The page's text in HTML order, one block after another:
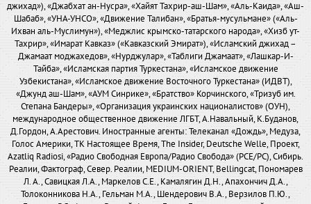
джихад»), «Джабхат ан-Нусра», «Хайят Тахрир-аш-Шам», «Аль-Каида», «Аш-
Шабаб», «УНА-УНСО», «Движение Талибан», «Братья-мусульмане» («Аль-
Ихван аль-Муслимун»), «Меджлис крымско-татарского народа», «Хизб ут-
Тахрир», «Имарат Кавказ» («Кавказский Эмират»), «Исламский джихад –
Джамаат моджахедов», «Нурджулар», «Таблиги Джамаат», «Лашкар-И-
Тайба», «Исламская партия Туркестана», «Исламское движение
Узбекистана», «Исламское движение Восточного Туркестана» (ИДВТ),
«Джунд аш-Шам», «АУМ Синрике», «Братство» Корчинского, «Тризуб им.
Степана Бандеры», «Организация украинских националистов» (ОУН),
международное общественное движение ЛГБТ, А.Навальный, К.Буданов,
Д.Гордон, А.Арестович. Иностранные агенты: Телеканал «Дождь», Медуза,
Голос Америки, ТК Настоящее Время, The Insider, Deutsche Welle, Проект,
Azatliq Radiosi, «Радио Свободная Европа/Радио Свобода» (PCE/PC), Сибирь.
Реалии, Фактограф, Север. Реалии, MEDIUM-ORIENT, Bellingcat, Пономарев
Л. А., Савицкая Л.А., Маркелов С.Е., Камалягин Д.Н., Апахончич Д.А.,
Толоконникова Н.А., Гельман М.А., Шендерович В.А., Верзилов П.Ю.,